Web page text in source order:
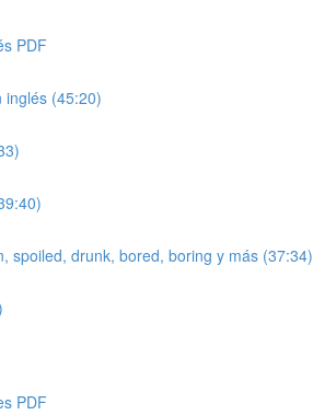
PDF
inglés (45:20)
spoiled, drunk, bored, boring y más (37:34)
PDF